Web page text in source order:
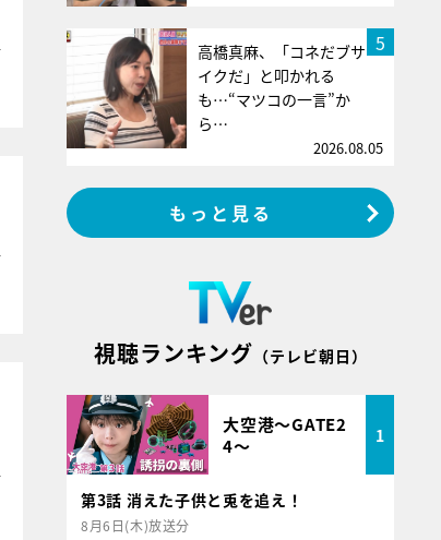
5
高橋真麻、「コネだブサ
イクだ」と叩かれる
も…“マツコの一言”か
ら…
2026.08.05
もっと見る
視聴ランキング （テレビ朝日）
大空港～GATE2
4～
1
第3話 消えた子供と兎を追え！
8月6日(木)放送分